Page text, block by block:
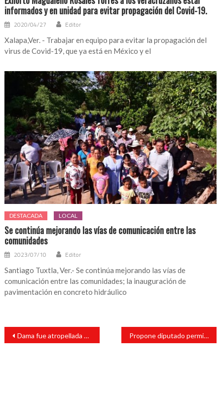
informados y en unidad para evitar propagación del Covid-19.
2020/04/27 Editor
Xalapa,Ver. - Trabajar en equipo para evitar la propagación del
virus de Covid-19, que ya está en México y el
DESTACADA LOCAL
Se continúa mejorando las vías de comunicación entre las
comunidades
2023/07/10 Editor
Santiago Tuxtla, Ver.- Se continúa mejorando las vías de
comunicación entre las comunidades; la inauguración de
pavimentación en concreto hidráulico
Navegación
entradas
Dama fue atropellada por una motociclista Propone diputado permitir en la entidad las peleas de gallos